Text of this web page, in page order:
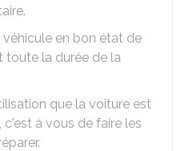
en bon état de
la durée de la
que la voiture est
, c'est à vous de faire les